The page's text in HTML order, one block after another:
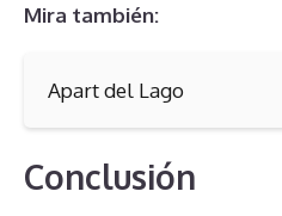
Mira también:
Apart del Lago
Conclusión